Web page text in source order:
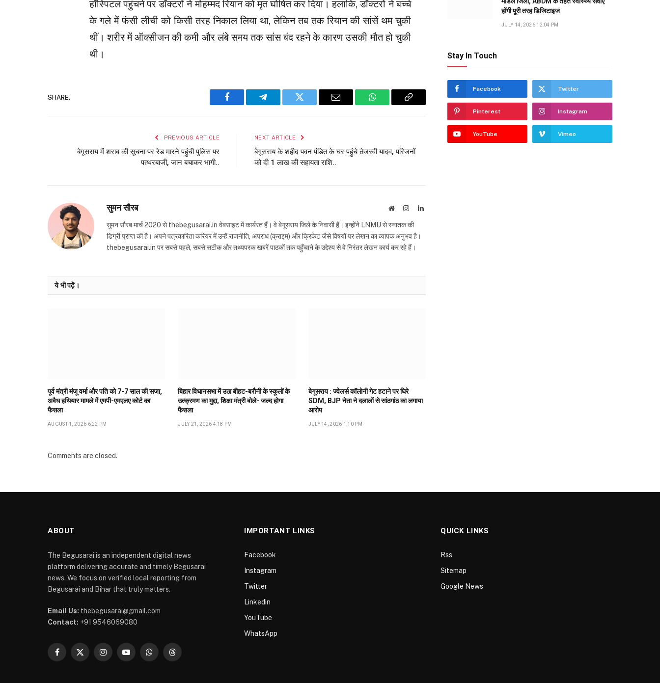
हॉस्पिटल पहुंचने पर डॉक्टरों ने मोहम्मद रियान को मृत घोषित कर दिया। हलाकि, डॉक्टरों ने बच्चे
के गले में फंसी लीची को किसी तरह निकाल लिया था, लेकिन तब तक रियान की सांसें थम चुकी
थीं। शरीर में ऑक्सीजन की कमी और लंबे समय तक सांस बंद रहने के कारण उसकी मौत हो चुकी
थी।
SHARE.
Facebook Telegram Twitter Email WhatsAppCopy
PREVIOUS ARTICLE
बेगूसराय में शराब की सूचना पर रेड मारने पहुंची पुलिस पर
पत्थरबाजी, जान बचाकर भागी..
NEXT ARTICLE
बेगूसराय के शहीद पवन पंडित के घर पहुंचे तेजस्वी यादव, परिजनों
को दी 1 लाख की सहायता राशि..
सुमन सौरब WebsiteInstagramLinkedIn
सुमन सौरब मार्च 2020 से thebegusarai.in वेबसाइट में कार्यरत हैं। वे बेगूसराय जिले के निवासी हैं। इन्होंने LNMU से स्नातक की
डिग्री प्राप्त की है। अपने पत्रकारिता करियर में उन्हें राजनीति, अपराध (क्राइम) और क्रिकेट जैसे विषयों पर लेखन का व्यापक अनुभव है।
thebegusarai.in पर सबसे पहले, सबसे सटीक और तथ्यपरक खबरें पाठकों तक पहुँचाने के उद्देश्य से वे निरंतर लेखन कार्य कर रहे हैं।
ये भी पढ़ें।
पूर्व मंत्री मंजू वर्मा और पति को 7-7 साल की सजा,
अवैध हथियार मामले में एमपी-एमएलए कोर्ट का
फैसला
AUGUST 1, 2026 6:22 PM
बिहार विधानसभा में उठा बीहट-बरौनी के स्कूलों के
उत्क्रमण का मुद्दा, शिक्षा मंत्री बोले- जल्द होगा
फैसला
JULY 21, 2026 4:18 PM
बेगूसराय : ज्वेलर्स कॉलोनी गेट हटाने पर घिरे
SDM, BJP नेता ने दलालों से सांठगांठ का लगाया
आरोप
JULY 14, 2026 1:10 PM
Comments are closed.
होंगी पूरी तरह डिजिटाइज
JULY 14, 2026 12:04 PM
Stay In Touch
Facebook Twitter
Pinterest Instagram
YouTube Vimeo
ABOUT
The Begusarai is an independent digital news
platform delivering accurate and timely Begusarai
news. We focus on verified local reporting from
Begusarai and Bihar that truly matters.
Email Us: thebegusarai@gmail.com
Contact: +91 9546069080
Facebook
X
InstagramYouTubeWhatsAppThreads
IMPORTANT LINKS
Facebook
Instagram
Twitter
Linkedin
YouTube
WhatsApp
QUICK LINKS
Rss
Sitemap
Google News